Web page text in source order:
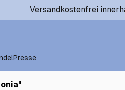
Versandkostenfrei
Presse
"